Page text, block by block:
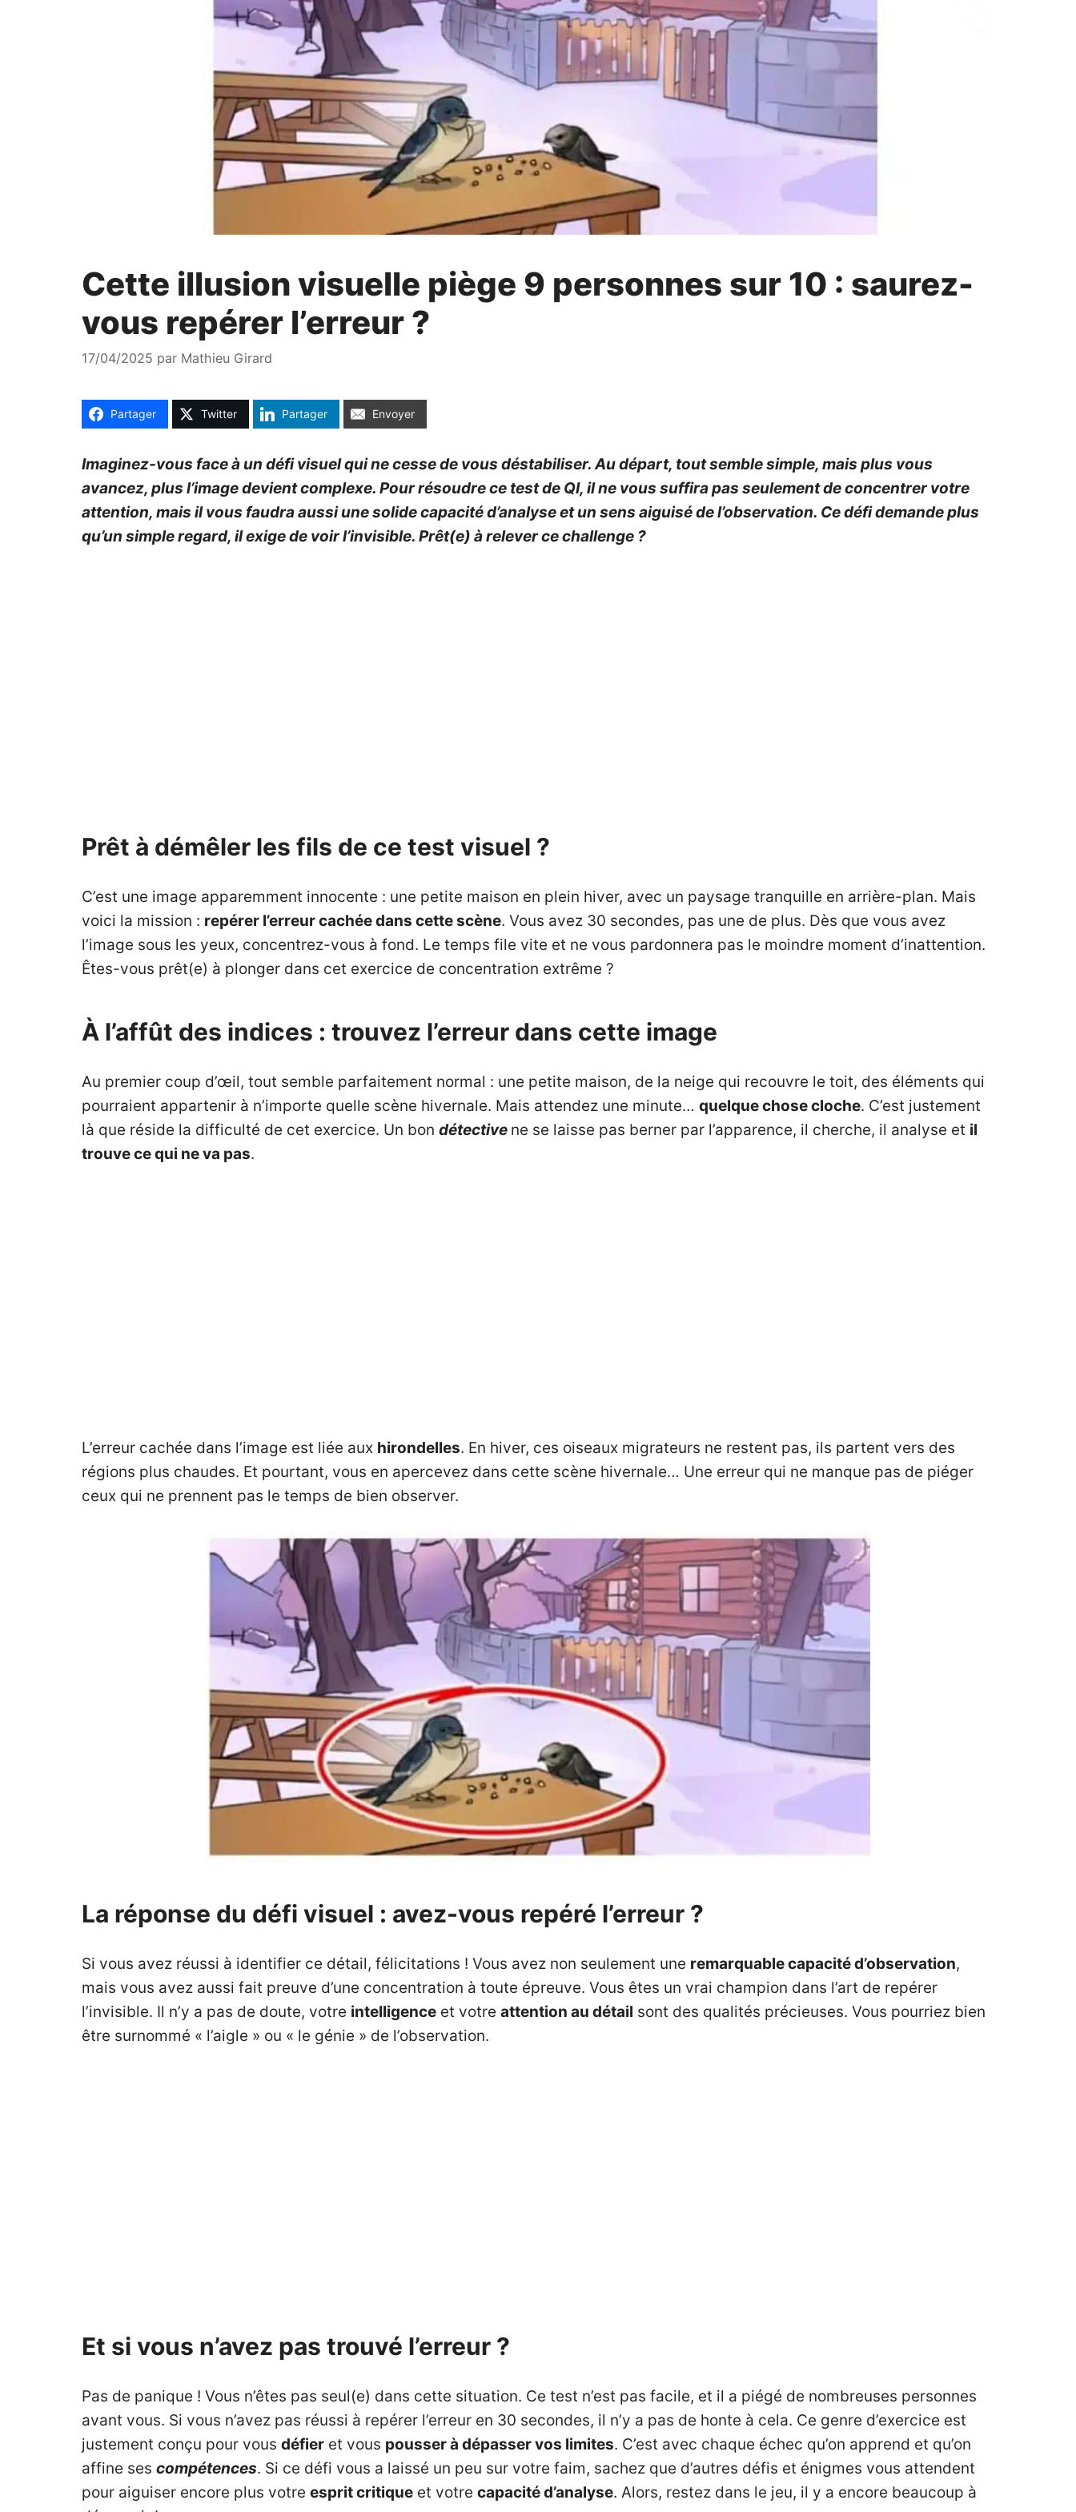
Cette illusion visuelle piège 9 personnes sur 10 : saurez-
vous repérer l’erreur ?
17/04/2025 par Mathieu Girard
Partager Twitter Partager Envoyer
Imaginez-vous face à un défi visuel qui ne cesse de vous déstabiliser. Au départ, tout semble simple, mais plus vous
avancez, plus l’image devient complexe. Pour résoudre ce test de QI, il ne vous suffira pas seulement de concentrer votre
attention, mais il vous faudra aussi une solide capacité d’analyse et un sens aiguisé de l’observation. Ce défi demande plus
qu’un simple regard, il exige de voir l’invisible. Prêt(e) à relever ce challenge ?
Prêt à démêler les fils de ce test visuel ?
C’est une image apparemment innocente : une petite maison en plein hiver, avec un paysage tranquille en arrière-plan. Mais
voici la mission : repérer l’erreur cachée dans cette scène. Vous avez 30 secondes, pas une de plus. Dès que vous avez
l’image sous les yeux, concentrez-vous à fond. Le temps file vite et ne vous pardonnera pas le moindre moment d’inattention.
Êtes-vous prêt(e) à plonger dans cet exercice de concentration extrême ?
À l’affût des indices : trouvez l’erreur dans cette image
Au premier coup d’œil, tout semble parfaitement normal : une petite maison, de la neige qui recouvre le toit, des éléments qui
pourraient appartenir à n’importe quelle scène hivernale. Mais attendez une minute… quelque chose cloche. C’est justement
là que réside la difficulté de cet exercice. Un bon détective ne se laisse pas berner par l’apparence, il cherche, il analyse et il
trouve ce qui ne va pas.
L’erreur cachée dans l’image est liée aux hirondelles. En hiver, ces oiseaux migrateurs ne restent pas, ils partent vers des
régions plus chaudes. Et pourtant, vous en apercevez dans cette scène hivernale… Une erreur qui ne manque pas de piéger
ceux qui ne prennent pas le temps de bien observer.
La réponse du défi visuel : avez-vous repéré l’erreur ?
Si vous avez réussi à identifier ce détail, félicitations ! Vous avez non seulement une remarquable capacité d’observation,
mais vous avez aussi fait preuve d’une concentration à toute épreuve. Vous êtes un vrai champion dans l’art de repérer
l’invisible. Il n’y a pas de doute, votre intelligence et votre attention au détail sont des qualités précieuses. Vous pourriez bien
être surnommé « l’aigle » ou « le génie » de l’observation.
Et si vous n’avez pas trouvé l’erreur ?
Pas de panique ! Vous n’êtes pas seul(e) dans cette situation. Ce test n’est pas facile, et il a piégé de nombreuses personnes
avant vous. Si vous n’avez pas réussi à repérer l’erreur en 30 secondes, il n’y a pas de honte à cela. Ce genre d’exercice est
justement conçu pour vous défier et vous pousser à dépasser vos limites. C’est avec chaque échec qu’on apprend et qu’on
affine ses compétences. Si ce défi vous a laissé un peu sur votre faim, sachez que d’autres défis et énigmes vous attendent
pour aiguiser encore plus votre esprit critique et votre capacité d’analyse. Alors, restez dans le jeu, il y a encore beaucoup à